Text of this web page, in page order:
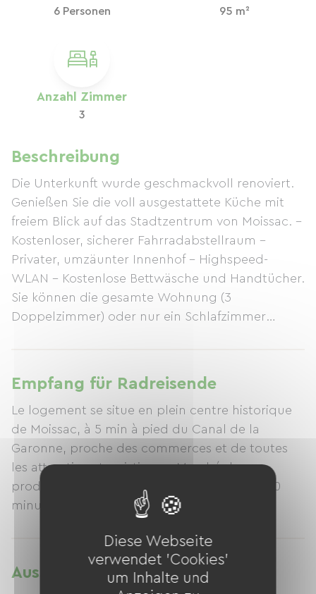
6 Personen 95 m²
Anzahl Zimmer
3
Beschreibung
Die Unterkunft wurde geschmackvoll renoviert.
Genießen Sie die voll ausgestattete Küche mit
freiem Blick auf das Stadtzentrum von Moissac. –
Kostenloser, sicherer Fahrradabstellraum –
Privater, umzäunter Innenhof – Highspeed-
WLAN – Kostenlose Bettwäsche und Handtücher.
Sie können die gesamte Wohnung (3
Doppelzimmer) oder nur ein Schlafzimmer
Empfang für Radreisende
Le logement se situe en plein centre historique
de Moissac, à 5 min à pied du Canal de la
Garonne, proche des commerces et de toutes
les attractions touristiques. Marché des
producteurs samedi et dimanche matin. A 10
minutes en vélo du Pont canal.
Ausstattung
Diese Webseite
verwendet 'Cookies'
um Inhalte und